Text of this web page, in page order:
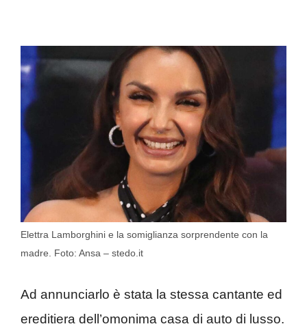
Elettra Lamborghini e la somiglianza sorprendente con la
madre. Foto: Ansa – stedo.it
Ad annunciarlo è stata la stessa cantante ed
ereditiera dell’omonima casa di auto di lusso.